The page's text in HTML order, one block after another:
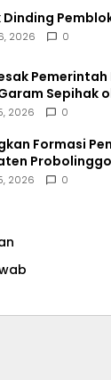
Dinding
2026 0
Sepihak
2026 0
Formasi
2026 0